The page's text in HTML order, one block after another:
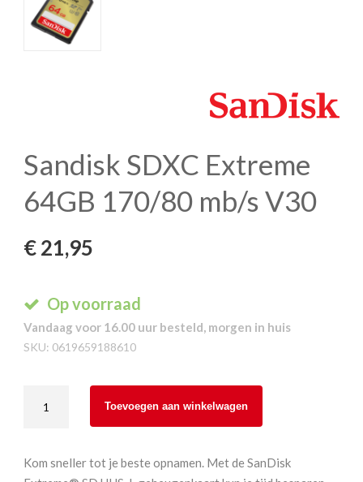
Sandisk SDXC Extreme
64GB 170/80 mb/s V30
€21,95
Op voorraad
Vandaag voor 16.00 uur besteld, morgen in huis
SKU: 0619659188610
SDXC
64GB
170/80
Toevoegen aan winkelwagen
Kom sneller tot je beste opnamen. Met de SanDisk